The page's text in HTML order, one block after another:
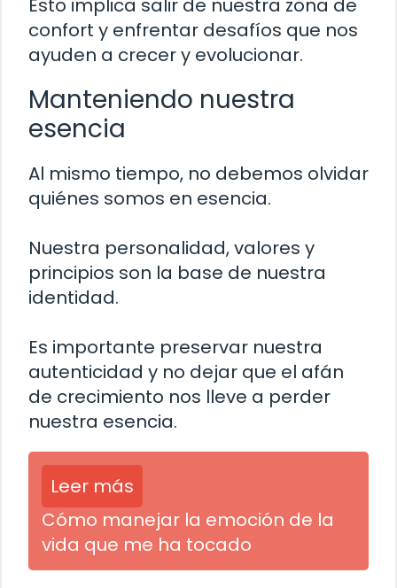
Esto implica salir de nuestra zona de
confort y enfrentar desafíos que nos
ayuden a crecer y evolucionar.
Manteniendo nuestra
esencia
Al mismo tiempo, no debemos olvidar
quiénes somos en esencia.
Nuestra personalidad, valores y
principios son la base de nuestra
identidad.
Es importante preservar nuestra
autenticidad y no dejar que el afán
de crecimiento nos lleve a perder
nuestra esencia.
Leer más
Cómo manejar la emoción de la
vida que me ha tocado